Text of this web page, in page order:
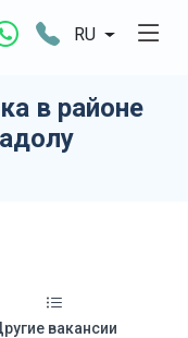
RU
в районе
вакансии